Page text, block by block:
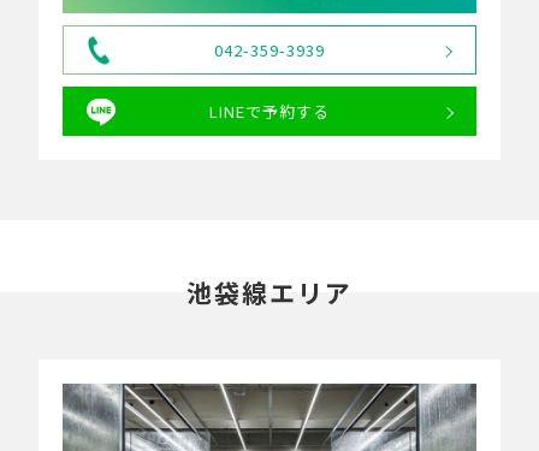
042-359-3939
LINEで予約する
池袋線エリア